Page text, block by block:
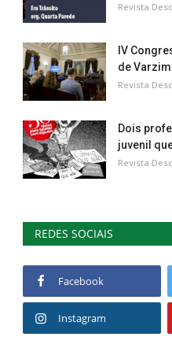
Revista
IV
de
Revista
Dois
juvenil
Revista
REDES SOCIAIS
Facebook
Instagram